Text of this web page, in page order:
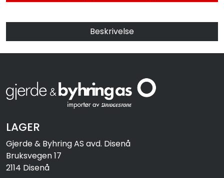
Beskrivelse
LAGER
Gjerde & Byhring AS avd. Disenå
Bruksvegen 17
2114 Disenå